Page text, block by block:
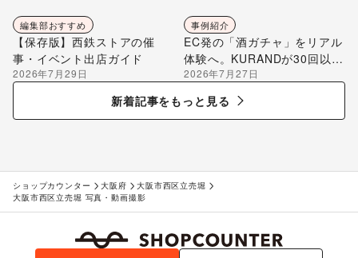
編集部おすすめ
【保存版】西鉄ストアの催
事・イベント出店ガイド
2026年7月29日
事例紹介
EC発の「酒ガチャ」をリアル
体験へ。KURANDが30回以上
のポップアップ出店で届け
る“新しいお酒との出会い”
2026年7月27日
新着記事をもっと見る
ショップカウンター 大阪府
大阪市西区立売堀
大阪市西区立売堀 写真・動画撮影